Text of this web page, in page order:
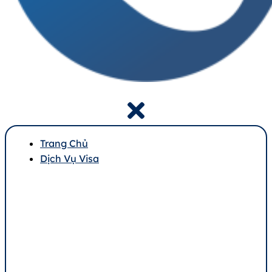
Trang Chủ
Dịch Vụ Visa